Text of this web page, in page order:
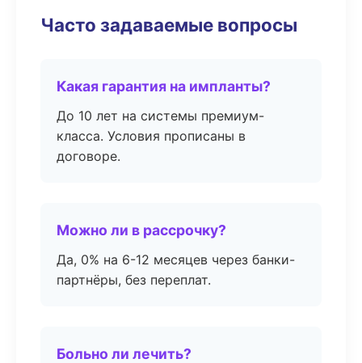
Часто задаваемые вопросы
Какая гарантия на импланты?
До 10 лет на системы премиум-
класса. Условия прописаны в
договоре.
Можно ли в рассрочку?
Да, 0% на 6-12 месяцев через банки-
партнёры, без переплат.
Больно ли лечить?